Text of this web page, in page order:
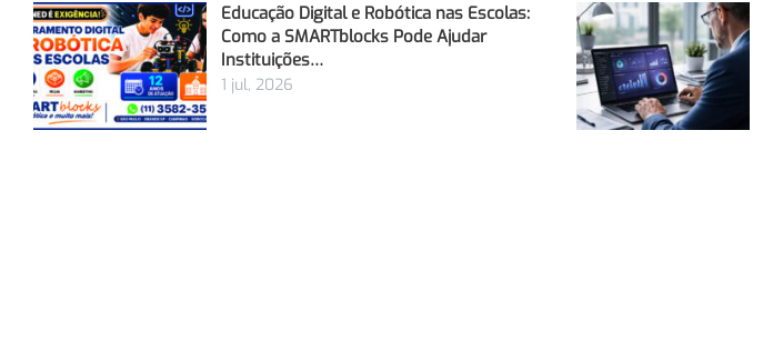
Educação Digital e Robótica nas Escolas:
Como a SMARTblocks Pode Ajudar
Instituições…
1 jul, 2026